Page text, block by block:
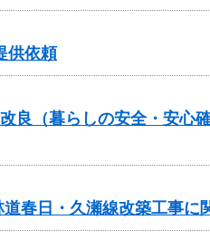
供依頼
（暮らしの安全・安心
春日・久瀬線改築工事に